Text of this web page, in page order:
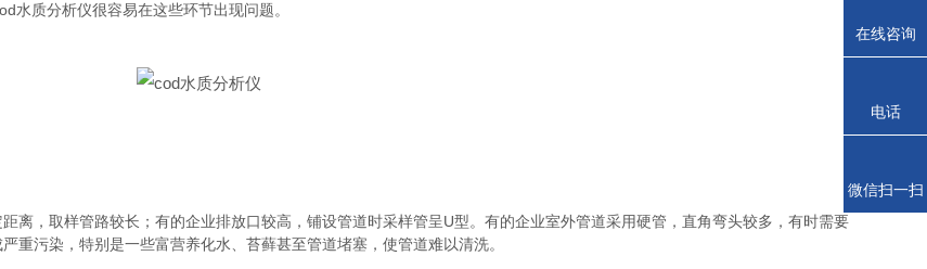
水质分析仪很容易在这些环节出现问题。
，取样管路较长；有的企业排放口较高，铺设管道时采样管呈U型。有的企业室外管道采用硬管，直角弯头较多，有时需要
重污染，特别是一些富营养化水、苔藓甚至管道堵塞，使管道难以清洗。
在线咨询
电话
微信扫一扫